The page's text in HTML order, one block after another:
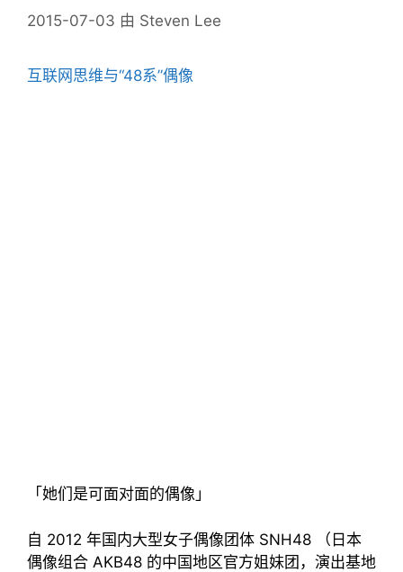
2015-07-03 由 Steven Lee
互联网思维与“48系”偶像
「她们是可面对面的偶像」
自 2012 年国内大型女子偶像团体 SNH48 （日本
偶像组合 AKB48 的中国地区官方姐妹团，演出基地